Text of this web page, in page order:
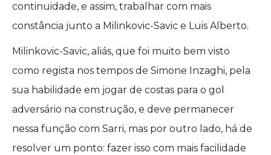
continuidade, e assim, trabalhar com mais
constância junto a Milinkovic-Savic e Luis Alberto.
Milinkovic-Savic, aliás, que foi muito bem visto
como regista nos tempos de Simone Inzaghi, pela
sua habilidade em jogar de costas para o gol
adversário na construção, e deve permanecer
nessa função com Sarri, mas por outro lado, há de
resolver um ponto: fazer isso com mais facilidade